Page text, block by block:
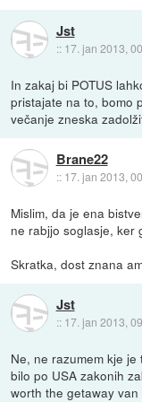
Jst
:: 17. jan 2013,
In zakaj bi POTUS
pristajate na to, bomo
večanje zneska
Brane22
:: 17. jan 2013,
Mislim, da je ena
ne rabjjo soglasje, ker
Skratka, dost znana
Jst
:: 17. jan 2013,
Ne, ne razumem kje
bilo po USA zakonih
worth the getaway